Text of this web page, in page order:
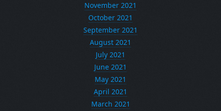
November 2021
October 2021
September 2021
August 2021
July 2021
June 2021
May 2021
April 2021
March 2021